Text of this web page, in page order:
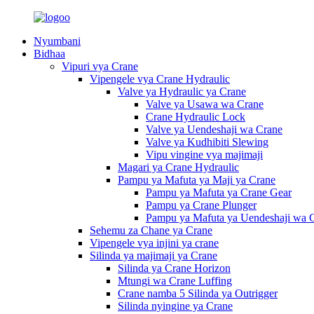
Nyumbani
Bidhaa
Vipuri vya Crane
Vipengele vya Crane Hydraulic
Valve ya Hydraulic ya Crane
Valve ya Usawa wa Crane
Crane Hydraulic Lock
Valve ya Uendeshaji wa Crane
Valve ya Kudhibiti Slewing
Vipu vingine vya majimaji
Magari ya Crane Hydraulic
Pampu ya Mafuta ya Maji ya Crane
Pampu ya Mafuta ya Crane Gear
Pampu ya Crane Plunger
Pampu ya Mafuta ya Uendeshaji wa
Sehemu za Chane ya Crane
Vipengele vya injini ya crane
Silinda ya majimaji ya Crane
Silinda ya Crane Horizon
Mtungi wa Crane Luffing
Crane namba 5 Silinda ya Outrigger
Silinda nyingine ya Crane